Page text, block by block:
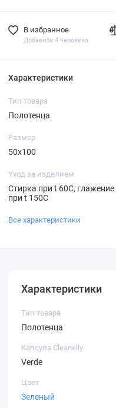
В избранное
Добавили 4 человека
Характеристики
Тип товара
Полотенца
Размер
50х100
Уход за изделием
Стирка при t 60С, глажение
при t 150С
Все характеристики
Характеристики
Тип товара
Полотенца
Капсула Cleanelly
Verde
Цвет
Зеленый